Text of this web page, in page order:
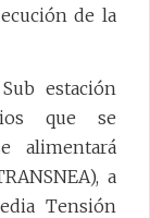
de la
estación
que se
alimentará
a
Tensión